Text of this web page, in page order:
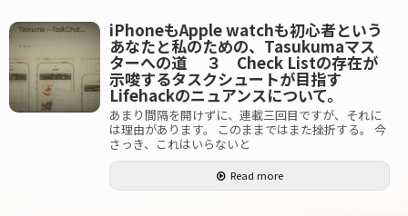
iPhoneもApple watchも初心者という
あなたと私のための、Tasukumaマス
ターへの道 ３ Check Listの存在が
示唆するタスクシュートが目指す
Lifehackのニュアンスについて。
あまり間隔を開けずに、連載三回目ですが、それに
は理由があります。 このままではまた挫折する。 今
さっき、これはいらないと
Read more